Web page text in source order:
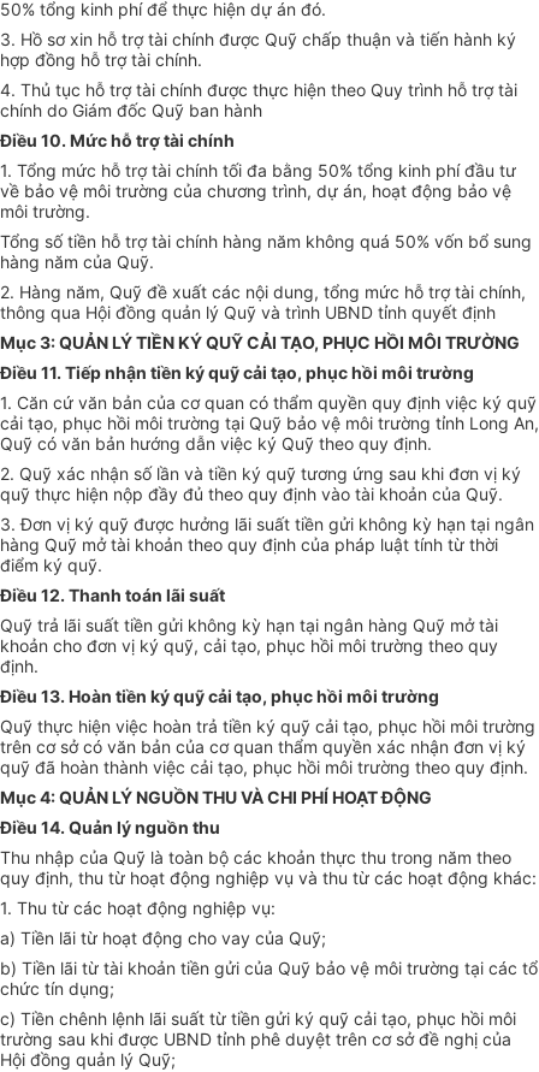
50% tổng kinh phí để thực hiện dự án đó.
3. Hồ sơ xin hỗ trợ tài chính được Quỹ chấp thuận và tiến hành ký
hợp đồng hỗ trợ tài chính.
4. Thủ tục hỗ trợ tài chính được thực hiện theo Quy trình hỗ trợ tài
chính do Giám đốc Quỹ ban hành
Điều 10. Mức hỗ trợ tài chính
1. Tổng mức hỗ trợ tài chính tối đa bằng 50% tổng kinh phí đầu tư
về bảo vệ môi trường của chương trình, dự án, hoạt động bảo vệ
môi trường.
Tổng số tiền hỗ trợ tài chính hàng năm không quá 50% vốn bổ sung
hàng năm của Quỹ.
2. Hàng năm, Quỹ đề xuất các nội dung, tổng mức hỗ trợ tài chính,
thông qua Hội đồng quản lý Quỹ và trình UBND tỉnh quyết định
Mục 3: QUẢN LÝ TIỀN KÝ QUỸ CẢI TẠO, PHỤC HỒI MÔI TRƯỜNG
Điều 11. Tiếp nhận tiền ký quỹ cải tạo, phục hồi môi trường
1. Căn cứ văn bản của cơ quan có thẩm quyền quy định việc ký quỹ
cải tạo, phục hồi môi trường tại Quỹ bảo vệ môi trường tỉnh Long An,
Quỹ có văn bản hướng dẫn việc ký Quỹ theo quy định.
2. Quỹ xác nhận số lần và tiền ký quỹ tương ứng sau khi đơn vị ký
quỹ thực hiện nộp đầy đủ theo quy định vào tài khoản của Quỹ.
3. Đơn vị ký quỹ được hưởng lãi suất tiền gửi không kỳ hạn tại ngân
hàng Quỹ mở tài khoản theo quy định của pháp luật tính từ thời
điểm ký quỹ.
Điều 12. Thanh toán lãi suất
Quỹ trả lãi suất tiền gửi không kỳ hạn tại ngân hàng Quỹ mở tài
khoản cho đơn vị ký quỹ, cải tạo, phục hồi môi trường theo quy
định.
Điều 13. Hoàn tiền ký quỹ cải tạo, phục hồi môi trường
Quỹ thực hiện việc hoàn trả tiền ký quỹ cải tạo, phục hồi môi trường
trên cơ sở có văn bản của cơ quan thẩm quyền xác nhận đơn vị ký
quỹ đã hoàn thành việc cải tạo, phục hồi môi trường theo quy định.
Mục 4: QUẢN LÝ NGUỒN THU VÀ CHI PHÍ HOẠT ĐỘNG
Điều 14. Quản lý nguồn thu
Thu nhập của Quỹ là toàn bộ các khoản thực thu trong năm theo
quy định, thu từ hoạt động nghiệp vụ và thu từ các hoạt động khác:
1. Thu từ các hoạt động nghiệp vụ:
a) Tiền lãi từ hoạt động cho vay của Quỹ;
b) Tiền lãi từ tài khoản tiền gửi của Quỹ bảo vệ môi trường tại các tổ
chức tín dụng;
c) Tiền chênh lệnh lãi suất từ tiền gửi ký quỹ cải tạo, phục hồi môi
trường sau khi được UBND tỉnh phê duyệt trên cơ sở đề nghị của
Hội đồng quản lý Quỹ;